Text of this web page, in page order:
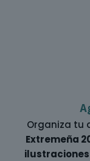
Organiza tu
Extremeña